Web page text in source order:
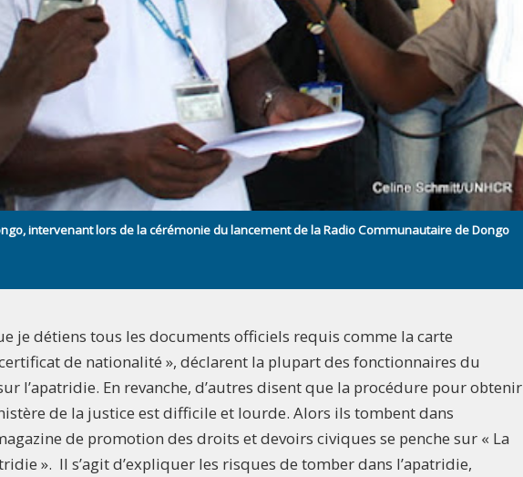
intervenant lors de la cérémonie du lancement de la Radio Communautaire de Dongo
je détiens tous les documents officiels requis comme la carte
certificat de nationalité », déclarent la plupart des fonctionnaires du
l’apatridie. En revanche, d’autres disent que la procédure pour obtenir
de la justice est difficile et lourde. Alors ils tombent dans
de promotion des droits et devoirs civiques se penche sur « La
». Il s’agit d’expliquer les risques de tomber dans l’apatridie,